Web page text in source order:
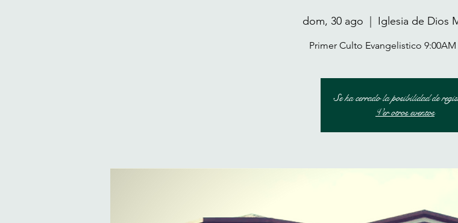
dom, 30 ago Iglesia de Dios
Primer Culto Evangelistico 9:00AM
Se ha cerrado la posibilidad de
Ver otros eventos